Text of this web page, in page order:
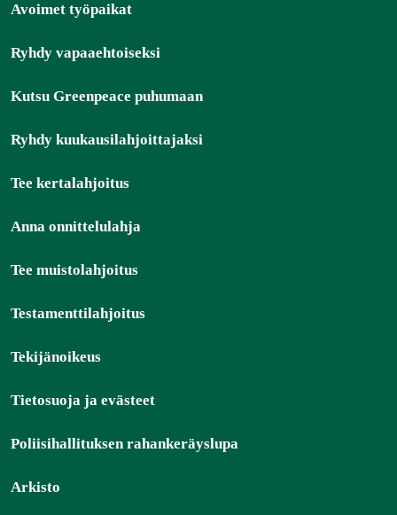
Avoimet työpaikat
Ryhdy vapaaehtoiseksi
Kutsu Greenpeace puhumaan
Ryhdy kuukausilahjoittajaksi
Tee kertalahjoitus
Anna onnittelulahja
Tee muistolahjoitus
Testamenttilahjoitus
Tekijänoikeus
Tietosuoja ja evästeet
Poliisihallituksen rahankeräyslupa
Arkisto